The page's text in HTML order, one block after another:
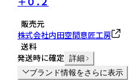
販売元
株式会社内田空間意匠工房
送料
発送時に確定 詳細
ブランド情報をさらに表示